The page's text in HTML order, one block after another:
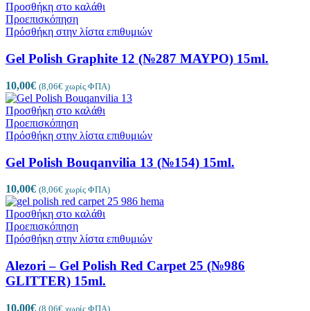
Προσθήκη στο καλάθι
Προεπισκόπηση
Πρόσθήκη στην λίστα επιθυμιών
Gel Polish Graphite 12 (№287 ΜΑΥΡΟ) 15ml.
10,00€ (8,06€ χωρίς ΦΠΑ)
Προσθήκη στο καλάθι
Προεπισκόπηση
Πρόσθήκη στην λίστα επιθυμιών
Gel Polish Bouqanvilia 13 (№154) 15ml.
10,00€ (8,06€ χωρίς ΦΠΑ)
Προσθήκη στο καλάθι
Προεπισκόπηση
Πρόσθήκη στην λίστα επιθυμιών
Alezori – Gel Polish Red Carpet 25 (№986
GLITTER) 15ml.
10,00€ (8,06€ χωρίς ΦΠΑ)